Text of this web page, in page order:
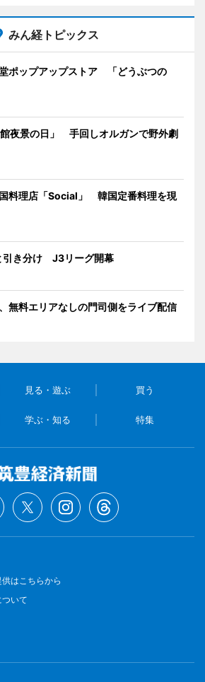
みん経トピックス
ポップアップストア 「どうぶつの
夜景の日」 手回しオルガンで野外劇
料理店「Social」 韓国定番料理を現
引き分け J3リーグ開幕
無料エリアなしの門司側をライブ配信
見る・遊ぶ 買う
学ぶ・知る 特集
はこちらから
いて